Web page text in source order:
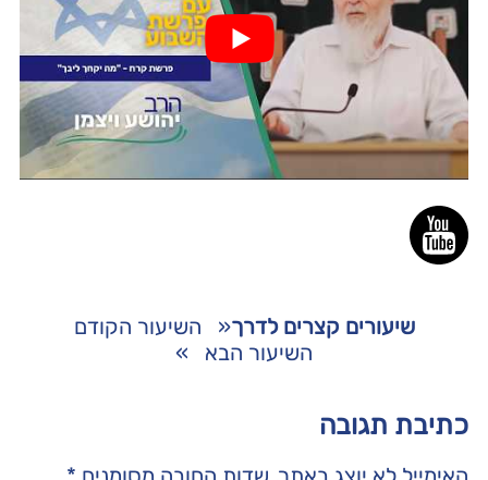
שיעורים קצרים לדרך« השיעור הקודם
השיעור הבא »
כתיבת תגובה